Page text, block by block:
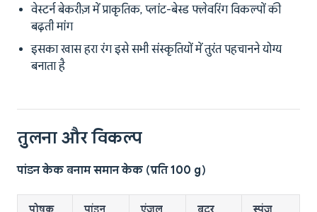
वेस्टर्न बेकरीज़ में प्राकृतिक, प्लांट-बेस्ड फ्लेवरिंग विकल्पों की
बढ़ती मांग
इसका खास हरा रंग इसे सभी संस्कृतियों में तुरंत पहचानने योग्य
बनाता है
तुलना और विकल्प
पांडन केक बनाम समान केक (प्रति 100 g)
पोषक पांडन एंजल बटर स्पंज